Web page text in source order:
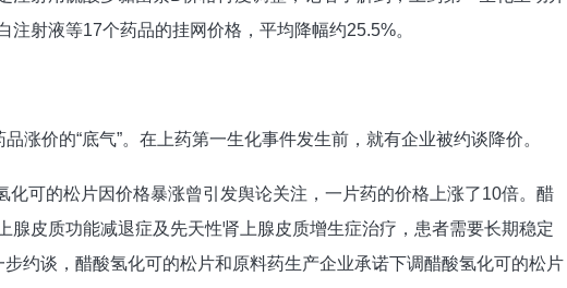
注射液等17个药品的挂网价格，平均降幅约25.5%。
涨价的“底气”。在上药第一生化事件发生前，就有企业被约谈降价。
化可的松片因价格暴涨曾引发舆论关注，一片药的价格上涨了10倍。醋
腺皮质功能减退症及先天性肾上腺皮质增生症治疗，患者需要长期稳定
约谈，醋酸氢化可的松片和原料药生产企业承诺下调醋酸氢化可的松片